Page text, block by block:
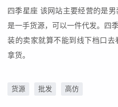
四季星座 该网站主要经营的是
是一手货源，可以一件代发。四
装的卖家就算不能到线下档口
拿货。
货源 批发 高仿